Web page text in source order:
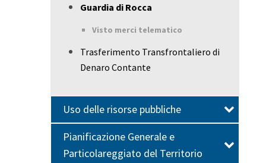
Guardia di Rocca
Visto merci telematico
Trasferimento Transfrontaliero di
Denaro Contante
Uso delle risorse pubbliche
Pianificazione Generale e
Particolareggiato del Territorio